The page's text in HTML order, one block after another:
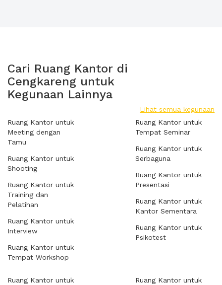
Cari Ruang Kantor di
Cengkareng untuk
Kegunaan Lainnya
Lihat semua kegunaan
Ruang Kantor untuk
Meeting dengan
Tamu
Ruang Kantor untuk
Shooting
Ruang Kantor untuk
Training dan
Pelatihan
Ruang Kantor untuk
Interview
Ruang Kantor untuk
Tempat Workshop
Ruang Kantor untuk
Tempat Seminar
Ruang Kantor untuk
Serbaguna
Ruang Kantor untuk
Presentasi
Ruang Kantor untuk
Kantor Sementara
Ruang Kantor untuk
Psikotest
Ruang Kantor untuk
Ruang Kantor untuk